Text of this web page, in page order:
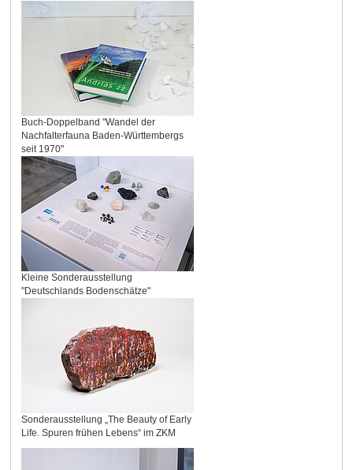
Buch-Doppelband "Wandel der
Nachfalterfauna Baden-Württembergs
seit 1970"
Kleine Sonderausstellung
"Deutschlands Bodenschätze"
Sonderausstellung „The Beauty of Early
Life. Spuren frühen Lebens“ im ZKM